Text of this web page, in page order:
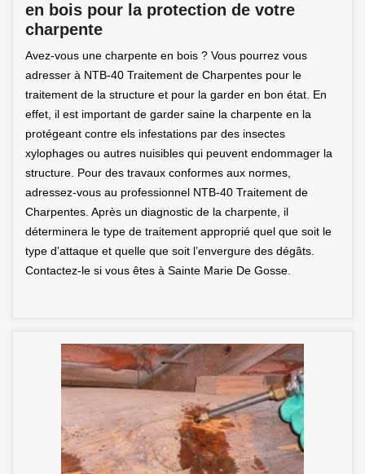
en bois pour la protection de votre
charpente
Avez-vous une charpente en bois ? Vous pourrez vous
adresser à NTB-40 Traitement de Charpentes pour le
traitement de la structure et pour la garder en bon état. En
effet, il est important de garder saine la charpente en la
protégeant contre els infestations par des insectes
xylophages ou autres nuisibles qui peuvent endommager la
structure. Pour des travaux conformes aux normes,
adressez-vous au professionnel NTB-40 Traitement de
Charpentes. Après un diagnostic de la charpente, il
déterminera le type de traitement approprié quel que soit le
type d’attaque et quelle que soit l’envergure des dégâts.
Contactez-le si vous êtes à Sainte Marie De Gosse.